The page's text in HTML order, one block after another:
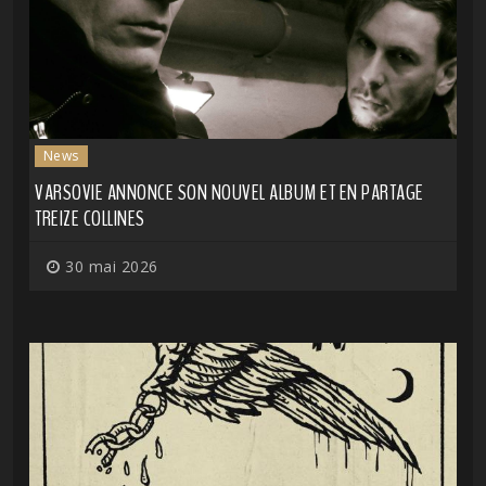
News
VARSOVIE ANNONCE SON NOUVEL ALBUM ET EN PARTAGE
TREIZE COLLINES
30 mai 2026